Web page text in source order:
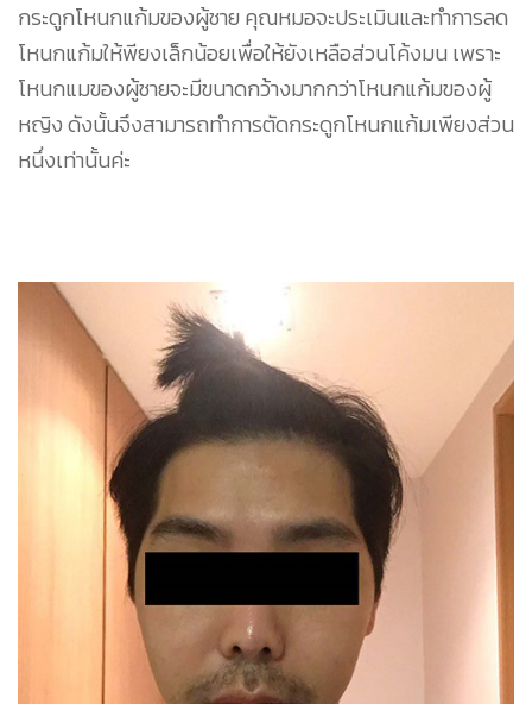
กระดูกโหนกแก้มของผู้ชาย คุณหมอจะประเมินและทำการลด
โหนกแก้มให้พียงเล็กน้อยเพื่อให้ยังเหลือส่วนโค้งมน เพราะ
โหนกแมของผู้ชายจะมีขนาดกว้างมากกว่าโหนกแก้มของผู้
หญิง ดังนั้นจึงสามารถทำการตัดกระดูกโหนกแก้มเพียงส่วน
หนึ่งเท่านั้นค่ะ